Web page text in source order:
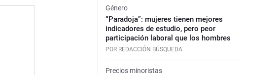
Género
“Paradoja”: mujeres tienen mejores
indicadores de estudio, pero peor
participación laboral que los hombres
POR REDACCIÓN BÚSQUEDA
Precios minoristas